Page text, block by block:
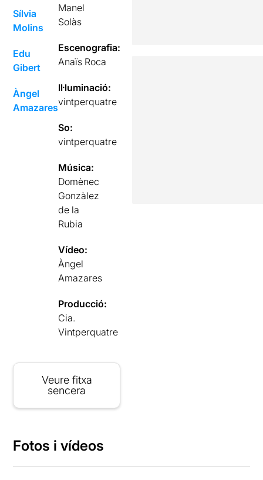
Sílvia
Molins
Edu
Gibert
Àngel
Amazares
Manel
Solàs
Escenografia:
Anaïs Roca
Il·luminació:
vintperquatre
So:
vintperquatre
Música:
Domènec
Gonzàlez
de la
Rubia
Vídeo:
Àngel
Amazares
Producció:
Cia.
Vintperquatre
Veure fitxa
sencera
Fotos i vídeos